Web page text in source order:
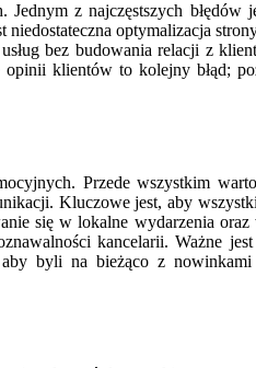
z najczęstszych błędów
optymalizacja
bez budowania relacji z
klientów to kolejny błąd;
Przede wszystkim
Kluczowe jest, aby
się w lokalne wydarzenia
kancelarii. Ważne
byli na bieżąco z nowinkami